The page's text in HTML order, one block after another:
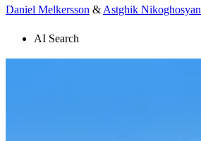
Daniel Melkersson & Astghik Nikoghosyan
AI Search